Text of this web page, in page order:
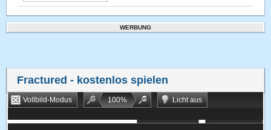
WERBUNG
Fractured - kostenlos spielen
Vollbild-Modus 100%
Licht aus